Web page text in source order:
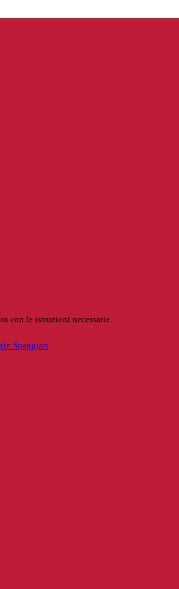
con le istruzioni necessarie.
Spaggiari